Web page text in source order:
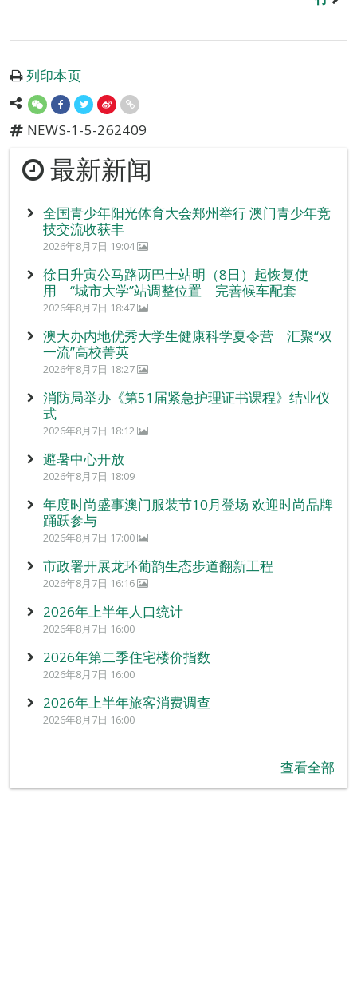
列印本页
NEWS-1-5-262409
最新新闻
全国青少年阳光体育大会郑州举行 澳门青少年竞
技交流收获丰
2026年8月7日 19:04
徐日升寅公马路两巴士站明（8日）起恢复使
用 “城市大学”站调整位置 完善候车配套
2026年8月7日 18:47
澳大办内地优秀大学生健康科学夏令营 汇聚“双
一流”高校菁英
2026年8月7日 18:27
消防局举办《第51届紧急护理证书课程》结业仪
式
2026年8月7日 18:12
避暑中心开放
2026年8月7日 18:09
年度时尚盛事澳门服装节10月登场 欢迎时尚品牌
踊跃参与
2026年8月7日 17:00
市政署开展龙环葡韵生态步道翻新工程
2026年8月7日 16:16
2026年上半年人口统计
2026年8月7日 16:00
2026年第二季住宅楼价指数
2026年8月7日 16:00
2026年上半年旅客消费调查
2026年8月7日 16:00
查看全部